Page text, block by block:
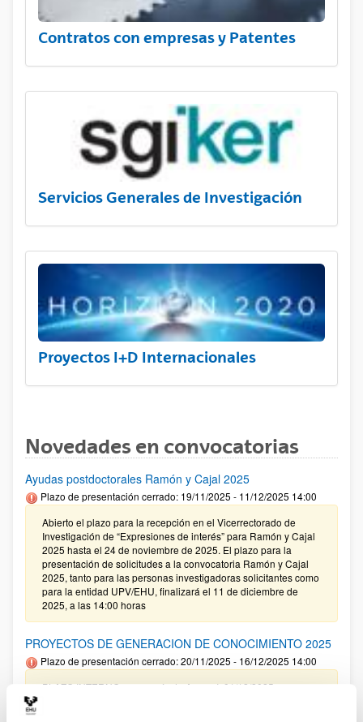
Contratos con empresas y Patentes
Servicios Generales de Investigación
Proyectos I+D Internacionales
Novedades en convocatorias
Ayudas postdoctorales Ramón y Cajal 2025
Plazo de presentación cerrado: 19/11/2025 - 11/12/2025 14:00
Abierto el plazo para la recepción en el Vicerrectorado de
Investigación de “Expresiones de interés” para Ramón y Cajal
2025 hasta el 24 de noviembre de 2025. El plazo para la
presentación de solicitudes a la convocatoria Ramón y Cajal
2025, tanto para las personas investigadoras solicitantes como
para la entidad UPV/EHU, finalizará el 11 de diciembre de
2025, a las 14:00 horas
PROYECTOS DE GENERACION DE CONOCIMIENTO 2025
Plazo de presentación cerrado: 20/11/2025 - 16/12/2025 14:00
PLAZO INTERNO para envío de Anexo I: 01/12/2025